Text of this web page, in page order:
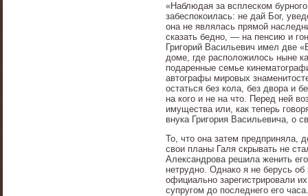
«Наблюдая за всплеском
забеспокоилась: не дай Бог,
она не являлась прямой
сказать бедно, — на пенсию и
Григорий Васильевич имел две
доме, где расположилось ныне
подаренные семье
автографы мировых
остаться без кола, без двора и
на кого и не на что. Перед ней
имущества или, как теперь
внука Григория Васильевича, о
То, что она затем предприняла,
свои планы Галя скрывать не
Александрова решила женить
нетрудно. Однако я не берусь об
официально зарегистрировали
супругом до последнего его